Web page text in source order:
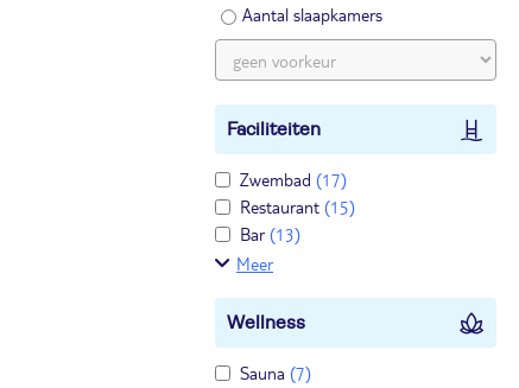
Aantal slaapkamers
Faciliteiten
Zwembad (17)
Restaurant (15)
Bar(13)
Meer
Wellness
Sauna (7)